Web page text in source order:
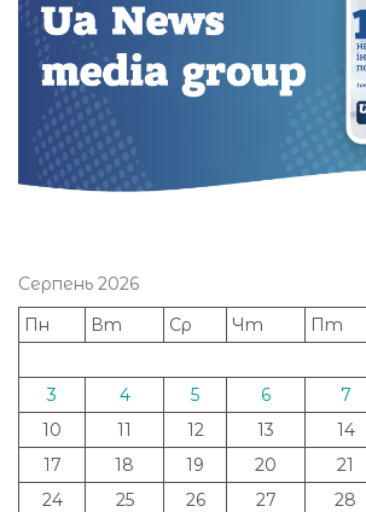
Серпень 2026
Пн
Вт Ср Чт Пт
3
4 5 6 7
10
11 12 13 14
17
18 19 20 21
24
25 26 27 28